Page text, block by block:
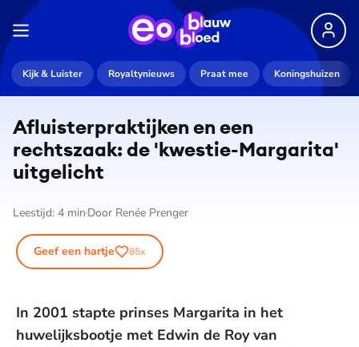
Kijk & Luister Royaltynieuws Praat mee Koningshuizen
Af­luis­ter­prak­tij­ken en een
rechtszaak: de 'kwestie-Margarita'
uitgelicht
Leestijd: 4 min Door Renée Prenger
Geef een hartje 85x
In 2001 stapte prinses Margarita in het
huwelijksbootje met Edwin de Roy van